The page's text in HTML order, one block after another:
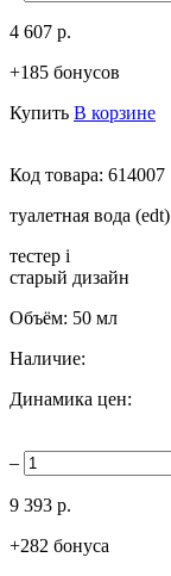
4 607 р.
+185 бонусов
Купить В корзине
Код товара: 614007
туалетная вода (edt)
тестер i
старый дизайн
Объём: 50 мл
Наличие:
Динамика цен:
–
9 393 р.
+282 бонуса